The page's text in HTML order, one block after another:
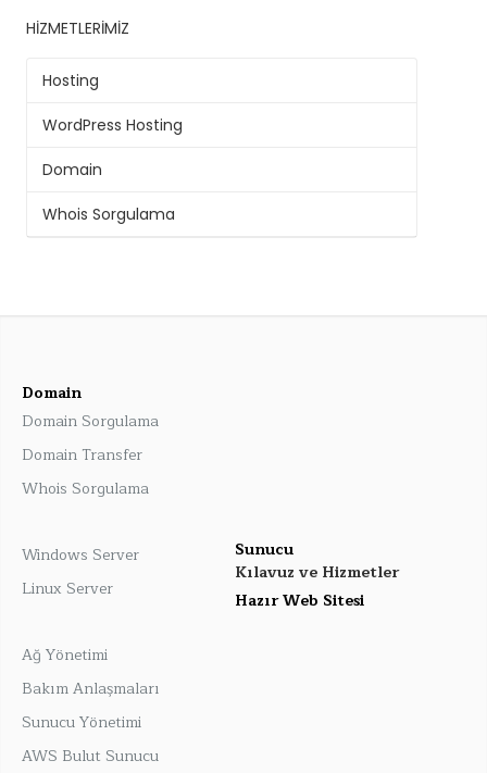
HIZMETLERIMIZ
Hosting
WordPress Hosting
Domain
Whois Sorgulama
Domain
Domain Sorgulama
Domain Transfer
Whois Sorgulama
Sunucu
Windows Server
Linux Server
Kılavuz ve Hizmetler
Ağ Yönetimi
Bakım Anlaşmaları
Sunucu Yönetimi
AWS Bulut Sunucu
Hazır Web Sitesi